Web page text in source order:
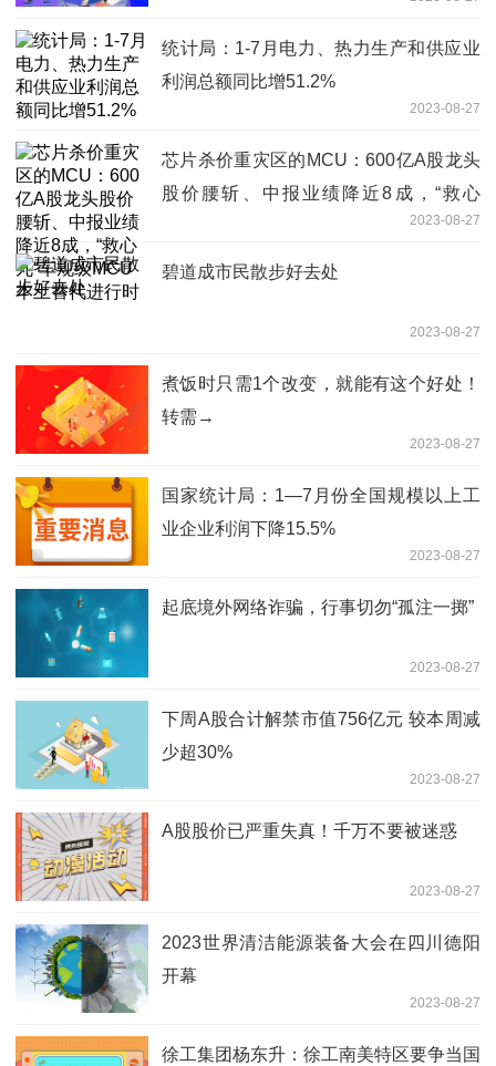
统计局：1-7月电力、热力生产和供应业
利润总额同比增51.2%
2023-08-27
芯片杀价重灾区的MCU：600亿A股龙头
股价腰斩、中报业绩降近8成，“救心
2023-08-27
碧道成市民散步好去处
2023-08-27
煮饭时只需1个改变，就能有这个好处！
转需→
2023-08-27
国家统计局：1—7月份全国规模以上工
业企业利润下降15.5%
2023-08-27
起底境外网络诈骗，行事切勿“孤注一掷”
2023-08-27
下周A股合计解禁市值756亿元 较本周减
少超30%
2023-08-27
A股股价已严重失真！千万不要被迷惑
2023-08-27
2023世界清洁能源装备大会在四川德阳
开幕
2023-08-27
徐工集团杨东升：徐工南美特区要争当国